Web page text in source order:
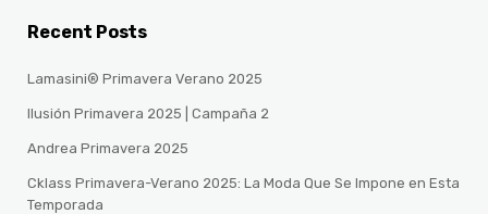
Recent Posts
Lamasini® Primavera Verano 2025
Ilusión Primavera 2025 | Campaña 2
Andrea Primavera 2025
Cklass Primavera-Verano 2025: La Moda Que Se Impone en Esta
Temporada